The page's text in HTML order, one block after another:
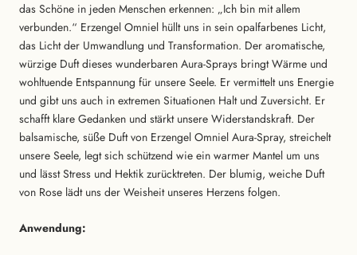
das Schöne in jeden Menschen erkennen: „Ich bin mit allem
verbunden.“ Erzengel Omniel hüllt uns in sein opalfarbenes Licht,
das Licht der Umwandlung und Transformation. Der aromatische,
würzige Duft dieses wunderbaren Aura-Sprays bringt Wärme und
wohltuende Entspannung für unsere Seele. Er vermittelt uns Energie
und gibt uns auch in extremen Situationen Halt und Zuversicht. Er
schafft klare Gedanken und stärkt unsere Widerstandskraft. Der
balsamische, süße Duft von Erzengel Omniel Aura-Spray, streichelt
unsere Seele, legt sich schützend wie ein warmer Mantel um uns
und lässt Stress und Hektik zurücktreten. Der blumig, weiche Duft
von Rose lädt uns der Weisheit unseres Herzens folgen.
Anwendung: